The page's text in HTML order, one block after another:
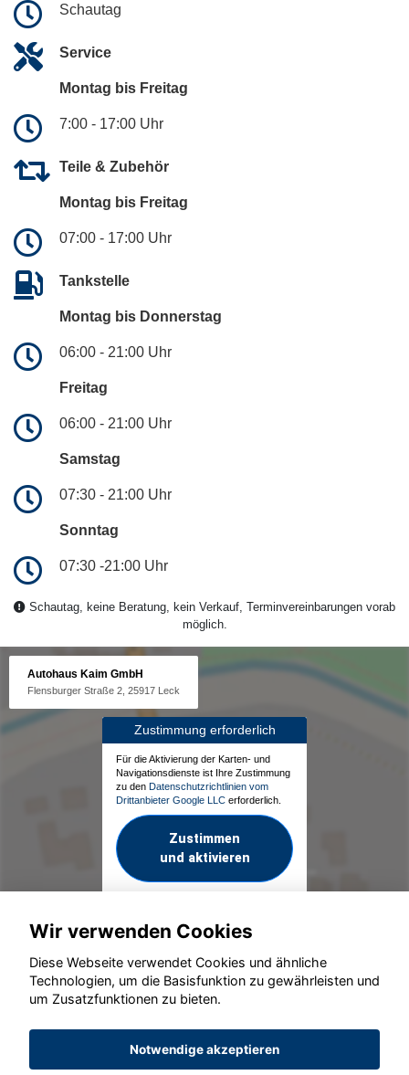
Schautag
Service
Montag bis Freitag
7:00 - 17:00 Uhr
Teile & Zubehör
Montag bis Freitag
07:00 - 17:00 Uhr
Tankstelle
Montag bis Donnerstag
06:00 - 21:00 Uhr
Freitag
06:00 - 21:00 Uhr
Samstag
07:30 - 21:00 Uhr
Sonntag
07:30 -21:00 Uhr
Schautag, keine Beratung, kein Verkauf, Terminvereinbarungen vorab
möglich.
Autohaus Kaim GmbH
Flensburger Straße 2, 25917 Leck
Zustimmung erforderlich
Für die Aktivierung der Karten- und
Navigationsdienste ist Ihre Zustimmung
zu den Datenschutzrichtlinien vom
Drittanbieter Google LLC erforderlich.
Zustimmen
und aktivieren
© konjunkturmotor.de GmbH 2020 - 2026
Wir verwenden Cookies
Diese Webseite verwendet Cookies und ähnliche
Technologien, um die Basisfunktion zu gewährleisten und
um Zusatzfunktionen zu bieten.
Notwendige akzeptieren